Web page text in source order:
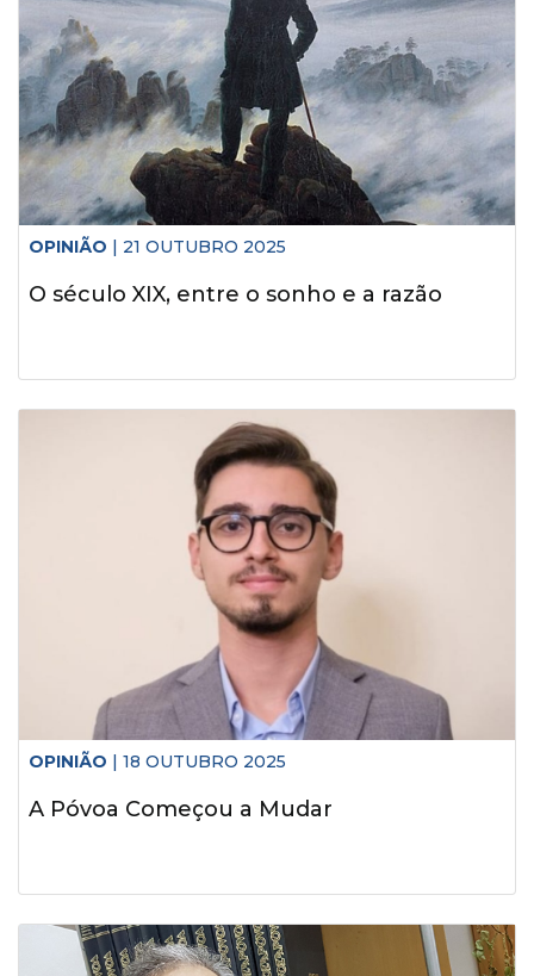
OPINIÃO | 21 OUTUBRO 2025
O século XIX, entre o sonho e a razão
OPINIÃO | 18 OUTUBRO 2025
A Póvoa Começou a Mudar